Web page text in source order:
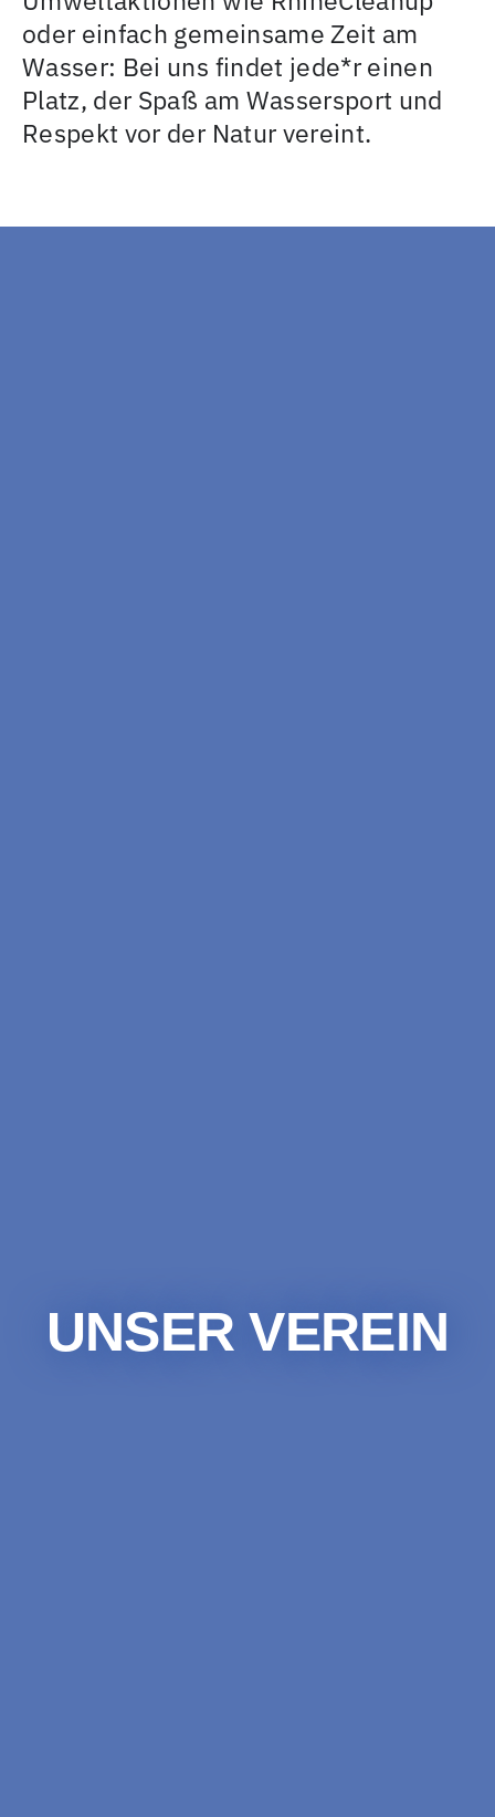
oder einfach gemeinsame Zeit am
Wasser: Bei uns findet jede*r einen
Platz, der Spaß am Wassersport und
Respekt vor der Natur vereint.
UNSER VEREIN